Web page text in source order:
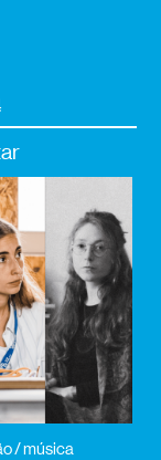
/ música